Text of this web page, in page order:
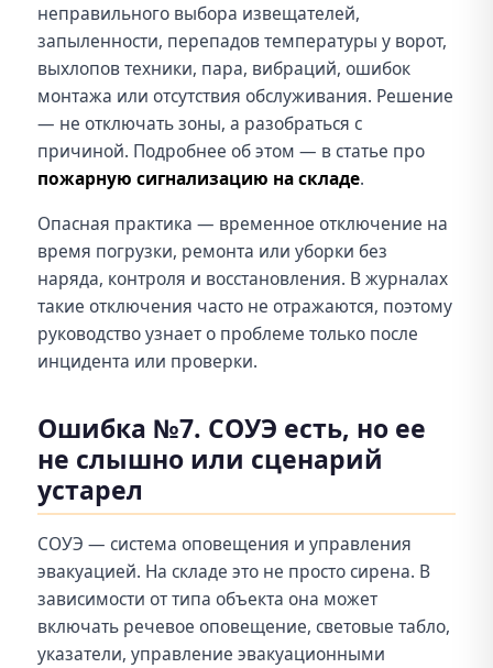
неправильного выбора извещателей,
запыленности, перепадов температуры у ворот,
выхлопов техники, пара, вибраций, ошибок
монтажа или отсутствия обслуживания. Решение
— не отключать зоны, а разобраться с
причиной. Подробнее об этом — в статье про
пожарную сигнализацию на складе.
Опасная практика — временное отключение на
время погрузки, ремонта или уборки без
наряда, контроля и восстановления. В журналах
такие отключения часто не отражаются, поэтому
руководство узнает о проблеме только после
инцидента или проверки.
Ошибка №7. СОУЭ есть, но ее
не слышно или сценарий
устарел
СОУЭ — система оповещения и управления
эвакуацией. На складе это не просто сирена. В
зависимости от типа объекта она может
включать речевое оповещение, световые табло,
указатели, управление эвакуационными